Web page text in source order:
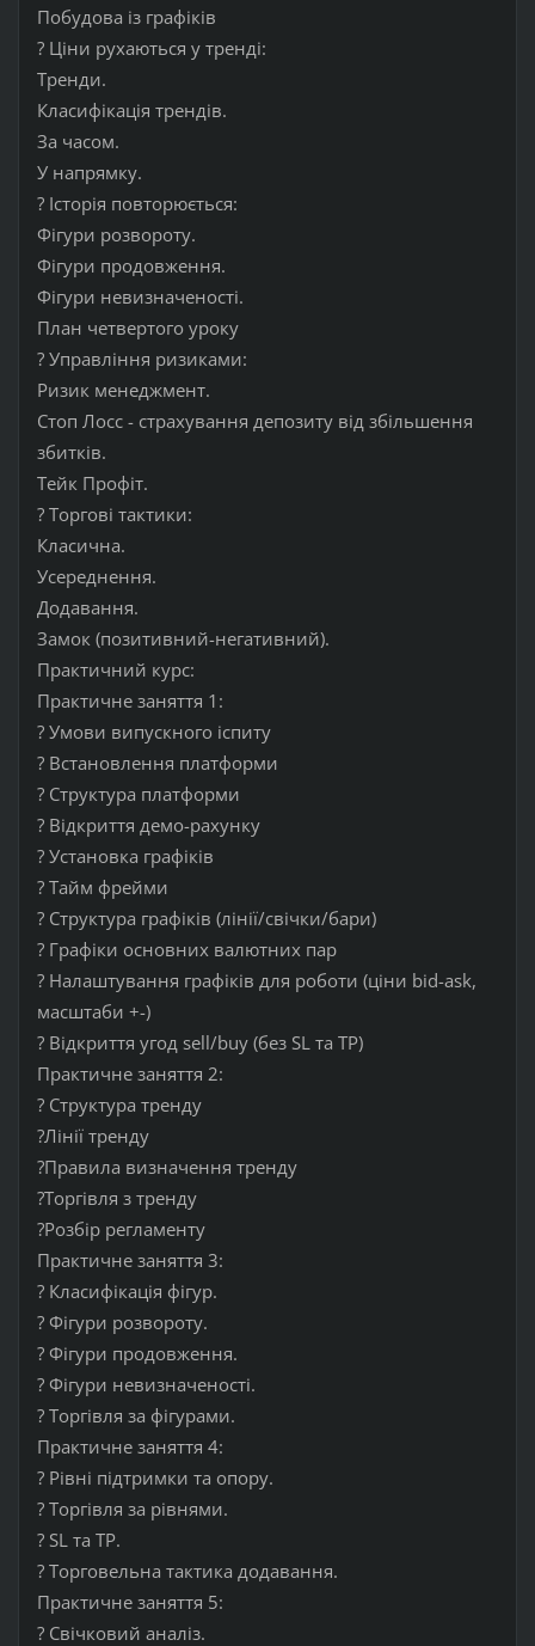
Побудова із графіків
? Ціни рухаються у тренді:
Тренди.
Класифікація трендів.
За часом.
У напрямку.
? Історія повторюється:
Фігури розвороту.
Фігури продовження.
Фігури невизначеності.
План четвертого уроку
? Управління ризиками:
Ризик менеджмент.
Стоп Лосс - страхування депозиту від збільшення
збитків.
Тейк Профіт.
? Торгові тактики:
Класична.
Усереднення.
Додавання.
Замок (позитивний-негативний).
Практичний курс:
Практичне заняття 1:
? Умови випускного іспиту
? Встановлення платформи
? Структура платформи
? Відкриття демо-рахунку
? Установка графіків
? Тайм фрейми
? Структура графіків (лінії/свічки/бари)
? Графіки основних валютних пар
? Налаштування графіків для роботи (ціни bid-ask,
масштаби +-)
? Відкриття угод sell/buy (без SL та TP)
Практичне заняття 2:
? Структура тренду
?Лінії тренду
?Правила визначення тренду
?Торгівля з тренду
?Розбір регламенту
Практичне заняття 3:
? Класифікація фігур.
? Фігури розвороту.
? Фігури продовження.
? Фігури невизначеності.
? Торгівля за фігурами.
Практичне заняття 4:
? Рівні підтримки та опору.
? Торгівля за рівнями.
? SL та TP.
? Торговельна тактика додавання.
Практичне заняття 5:
? Свічковий аналіз.